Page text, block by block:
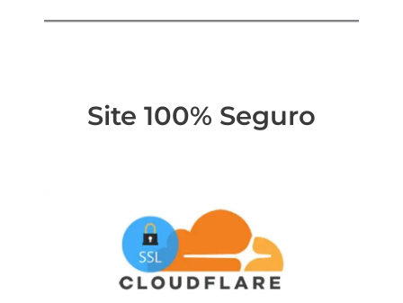
Site 100% Seguro